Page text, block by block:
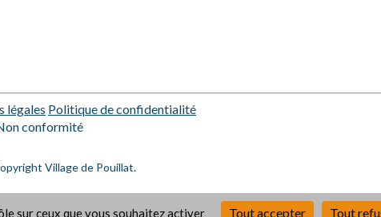
sur ceux que vous souhaitez activer Tout accepter Tout
légales Politique de confidentialité
conformité
Village de Pouillat.